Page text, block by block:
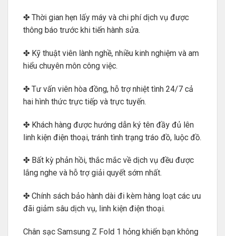
✤ Thời gian hẹn lấy máy và chi phí dịch vụ được
thông báo trước khi tiến hành sửa.
✤ Kỹ thuật viên lành nghề, nhiều kinh nghiệm và am
hiểu chuyên môn công việc.
✤ Tư vấn viên hòa đồng, hỗ trợ nhiệt tình 24/7 cả
hai hình thức trực tiếp và trực tuyến.
✤ Khách hàng được hướng dẫn ký tên đầy đủ lên
linh kiện điện thoại, tránh tình trạng tráo đồ, luộc đồ.
✤ Bất kỳ phản hồi, thắc mắc về dịch vụ đều được
lắng nghe và hỗ trợ giải quyết sớm nhất.
✤ Chính sách bảo hành dài đi kèm hàng loạt các ưu
đãi giảm sâu dịch vụ, linh kiện điện thoại.
Chân sạc Samsung Z Fold 1 hỏng khiến bạn không